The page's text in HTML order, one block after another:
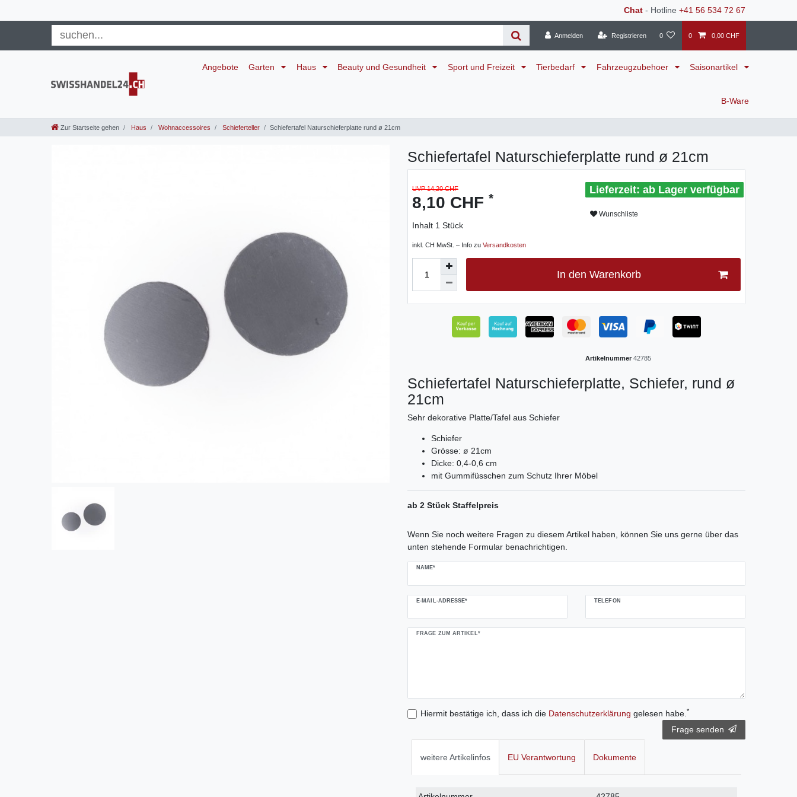
Chat - Hotline +41 56 534 72 67
Anmelden Registrieren 0 0 0,00 CHF
Angebote Garten Haus Beauty und Gesundheit Sport und Freizeit Tierbedarf Fahrzeugzubehoer Saisonartikel
B-Ware
Zur Startseite gehen Haus Wohnaccessoires Schieferteller Schiefertafel Naturschieferplatte rund ø 21cm
Schiefertafel Naturschieferplatte rund ø 21cm
UVP 14,20 CHF
8,10 CHF *
Inhalt 1 Stück
inkl. CH MwSt. – Info zu Versandkosten
ab Lager verfügbar
Wunschliste
In den Warenkorb
Artikelnummer 42785
Schiefertafel Naturschieferplatte, Schiefer, rund ø
21cm
Sehr dekorative Platte/Tafel aus Schiefer
Schiefer
Grösse: ø 21cm
Dicke: 0,4-0,6 cm
mit Gummifüsschen zum Schutz Ihrer Möbel
ab 2 Stück Staffelpreis
Wenn Sie noch weitere Fragen zu diesem Artikel haben, können Sie uns gerne über das
unten stehende Formular benachrichtigen.
NAME*
E-MAIL-ADRESSE* TELEFON
FRAGE ZUM ARTIKEL*
Hiermit bestätige ich, dass ich die Daten­schutz­erklärung gelesen habe.*
Frage senden
weitere Artikelinfos EU Verantwortung Dokumente